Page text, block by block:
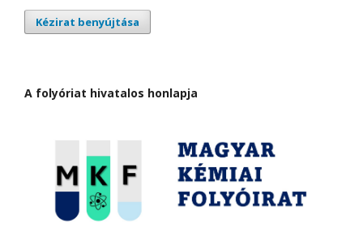
Kézirat benyújtása
A folyóriat hivatalos honlapja